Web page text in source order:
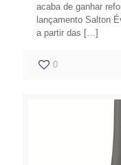
acaba de ganhar
lançamento Salton
a partir das […]
0